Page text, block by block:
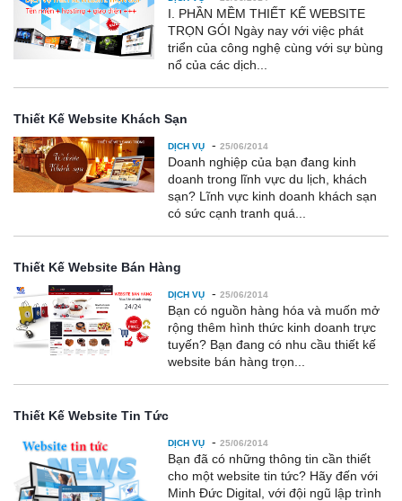
I. PHẦN MỀM THIẾT KẾ WEBSITE
TRỌN GÓI Ngày nay với việc phát
triển của công nghệ cùng với sự bùng
nổ của các dịch...
Thiết Kế Website Khách Sạn
DỊCH VỤ - 25/06/2014
Doanh nghiệp của bạn đang kinh
doanh trong lĩnh vực du lịch, khách
sạn? Lĩnh vực kinh doanh khách sạn
có sức cạnh tranh quá...
Thiết Kế Website Bán Hàng
DỊCH VỤ - 25/06/2014
Bạn có nguồn hàng hóa và muốn mở
rộng thêm hình thức kinh doanh trực
tuyến? Bạn đang có nhu cầu thiết kế
website bán hàng trọn...
Thiết Kế Website Tin Tức
DỊCH VỤ - 25/06/2014
Bạn đã có những thông tin cần thiết
cho một website tin tức? Hãy đến với
Minh Đức Digital, với đội ngũ lập trình